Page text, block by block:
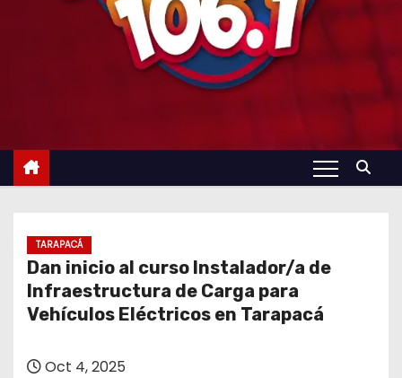
TARAPACÁ
Dan inicio al curso Instalador/a de
Infraestructura de Carga para
Vehículos Eléctricos en Tarapacá
Oct 4, 2025